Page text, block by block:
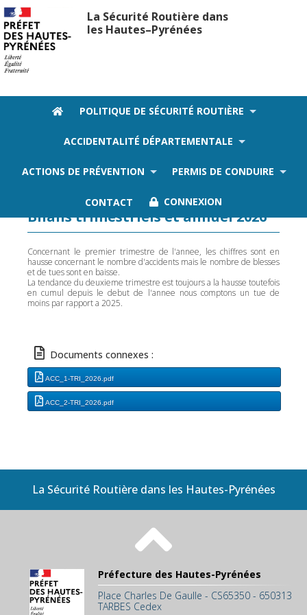
La Sécurité Routière dans
les Hautes–Pyrénées
POLITIQUE DE SÉCURITÉ ROUTIÈRE
ACCIDENTALITÉ DÉPARTEMENTALE
ACTIONS DE PRÉVENTION PERMIS DE CONDUIRE
CONTACT CONNEXION
Publications 2026
Bilans trimestriels et annuel 2026
Concernant le premier trimestre de l'annee, les chiffres sont en
hausse concernant le nombre d'accidents mais le nombre de blesses
et de tues sont en baisse.
La tendance du deuxieme trimestre est toujours a la hausse toutefois
en cumul depuis le debut de l'annee nous comptons un tue de
moins par rapport a 2025.
Documents connexes :
ACC_1-TRI_2026.pdf
ACC_2-TRI_2026.pdf
La Sécurité Routière dans les Hautes-Pyrénées
Préfecture des Hautes-Pyrénées
Place Charles De Gaulle - CS65350 - 650313
TARBES Cedex